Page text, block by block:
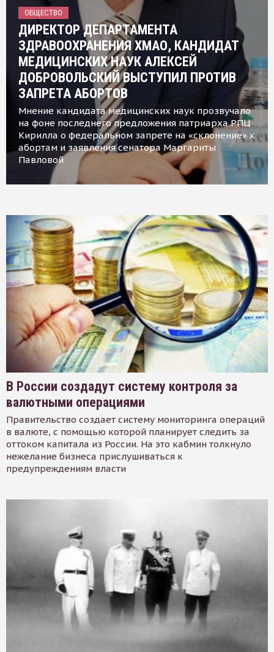
ОБЩЕСТВО
ДИРЕКТОР ДЕПАРТАМЕНТА
ЗДРАВООХРАНЕНИЯ ХМАО, КАНДИДАТ
МЕДИЦИНСКИХ НАУК АЛЕКСЕЙ
ДОБРОВОЛЬСКИЙ ВЫСТУПИЛ ПРОТИВ
ЗАПРЕТА АБОРТОВ
Мнение кандидата медицинских наук прозвучало
на фоне последнего предложения патриарха РПЦ
Кирилла о федеральном запрете на «склонение» к
абортам и заявления сенатора Маргариты
Павловой
В России создадут систему контроля за
валютными операциями
Правительство создает систему мониторинга операций
в валюте, с помощью которой планирует следить за
оттоком капитала из России. На это кабмин толкнуло
нежелание бизнеса прислушиваться к
предупреждениям власти